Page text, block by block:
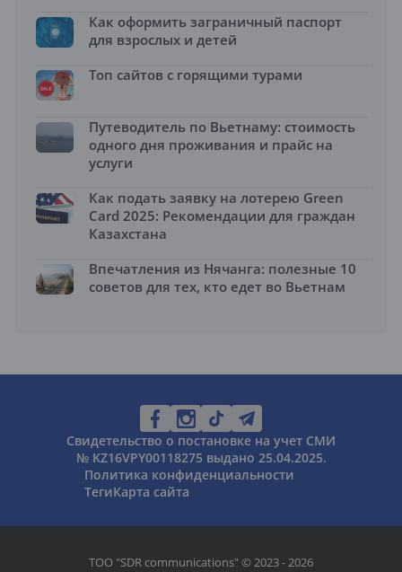
Как оформить заграничный паспорт
для взрослых и детей
Топ сайтов с горящими турами
Путеводитель по Вьетнаму: стоимость
одного дня проживания и прайс на
услуги
Как подать заявку на лотерею Green
Card 2025: Рекомендации для граждан
Казахстана
Впечатления из Нячанга: полезные 10
советов для тех, кто едет во Вьетнам
Свидетельство о постановке на учет СМИ
№ KZ16VPY00118275 выдано 25.04.2025.
Политика конфиденциальности
ТегиКарта сайта
ТОО "SDR communications" © 2023 - 2026